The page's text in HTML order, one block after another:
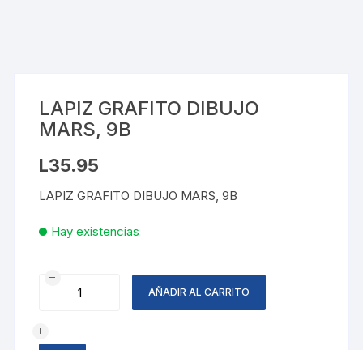
LAPIZ GRAFITO DIBUJO
MARS, 9B
L35.95
LAPIZ GRAFITO DIBUJO MARS, 9B
Hay existencias
LAPIZ
GRAFITO
MARS,
AÑADIR AL CARRITO